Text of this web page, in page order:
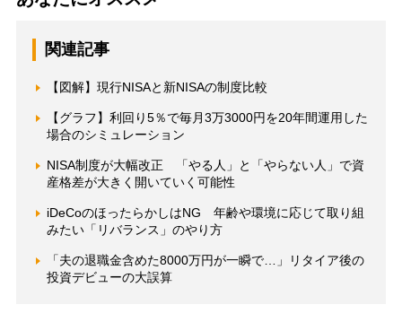
関連記事
【図解】現行NISAと新NISAの制度比較
【グラフ】利回り5％で毎月3万3000円を20年間運用した
場合のシミュレーション
NISA制度が大幅改正 「やる人」と「やらない人」で資
産格差が大きく開いていく可能性
iDeCoのほったらかしはNG 年齢や環境に応じて取り組
みたい「リバランス」のやり方
「夫の退職金含めた8000万円が一瞬で…」リタイア後の
投資デビューの大誤算